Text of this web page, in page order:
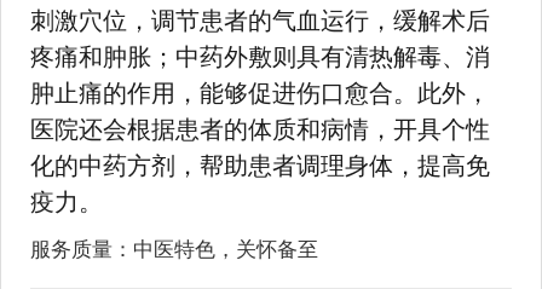
刺激穴位，调节患者的气血运行，缓解术后
疼痛和肿胀；中药外敷则具有清热解毒、消
肿止痛的作用，能够促进伤口愈合。此外，
医院还会根据患者的体质和病情，开具个性
化的中药方剂，帮助患者调理身体，提高免
疫力。
服务质量：中医特色，关怀备至